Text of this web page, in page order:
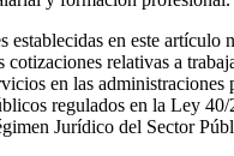
establecidas en este artículo
cotizaciones relativas a
en las administraciones
regulados en la Ley 40/
Jurídico del Sector